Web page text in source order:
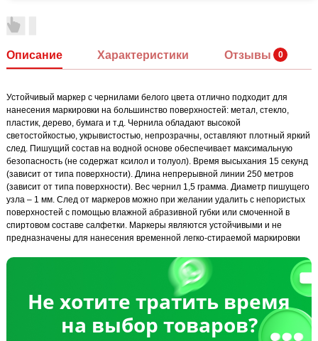
Описание Характеристики Отзывы
Устойчивый маркер с чернилами белого цвета отлично подходит для
нанесения маркировки на большинство поверхностей: метал, стекло,
пластик, дерево, бумага и т.д. Чернила обладают высокой
светостойкостью, укрывистостью, непрозрачны, оставляют плотный яркий
след. Пишущий состав на водной основе обеспечивает максимальную
безопасность (не содержат ксилол и толуол). Время высыхания 15 секунд
(зависит от типа поверхности). Длина непрерывной линии 250 метров
(зависит от типа поверхности). Вес чернил 1,5 грамма. Диаметр пишущего
узла – 1 мм. След от маркеров можно при желании удалить с непористых
поверхностей с помощью влажной абразивной губки или смоченной в
спиртовом составе салфетки. Маркеры являются устойчивыми и не
предназначены для нанесения временной легко-стираемой маркировки
Не хотите тратить время
на выбор товаров?